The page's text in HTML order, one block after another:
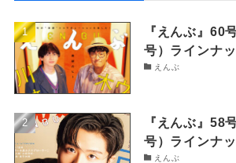
『えんぶ』60
号）ラインナ
えんぶ
『えんぶ』58
号）ラインナ
えんぶ